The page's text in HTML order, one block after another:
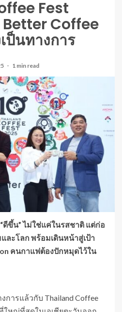
Fest
Coffee
ป็นทางการ
1 min read
ขึ้น” ไม่ใช่แค่ในรสชาติ แต่ก่อ
ละโลก พร้อมเดินหน้าสู่เป้า
คนกาแฟต้องปักหมุดไว้ใน
รแล้วกับ Thailand Coffee